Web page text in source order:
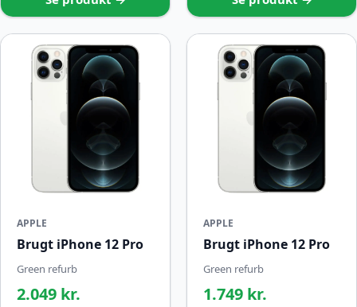
APPLE
Brugt iPhone 12 Pro
Green refurb
2.049 kr.
APPLE
Brugt iPhone 12 Pro
Green refurb
1.749 kr.